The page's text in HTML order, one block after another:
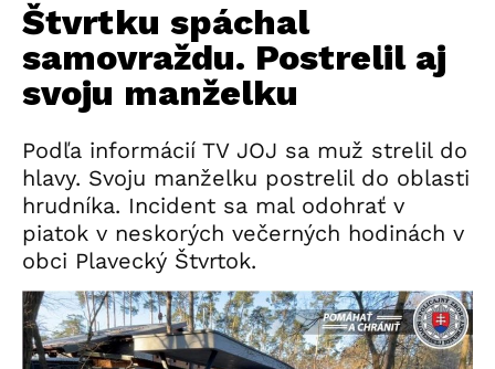
Štvrtku spáchal
samovraždu. Postrelil aj
svoju manželku
Podľa informácií TV JOJ sa muž strelil do
hlavy. Svoju manželku postrelil do oblasti
hrudníka. Incident sa mal odohrať v
piatok v neskorých večerných hodinách v
obci Plavecký Štvrtok.